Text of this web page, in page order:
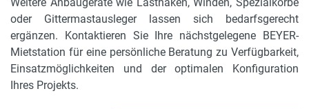
oder Gittermastausleger lassen sich bedarfsgerecht
ergänzen. Kontaktieren Sie Ihre nächstgelegene BEYER-
Mietstation für eine persönliche Beratung zu Verfügbarkeit,
Einsatzmöglichkeiten und der optimalen Konfiguration
Ihres Projekts.